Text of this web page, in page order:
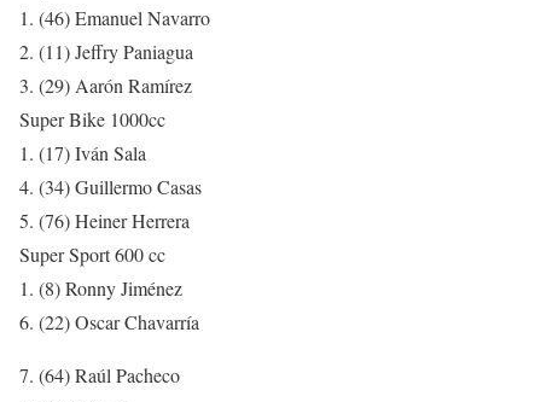
1. (46) Emanuel Navarro
2. (11) Jeffry Paniagua
3. (29) Aarón Ramírez
Super Bike 1000cc
1. (17) Iván Sala
4. (34) Guillermo Casas
5. (76) Heiner Herrera
Super Sport 600 cc
1. (8) Ronny Jiménez
6. (22) Oscar Chavarría
7. (64) Raúl Pacheco